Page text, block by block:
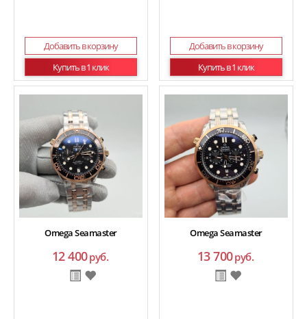
Добавить в корзину
Купить в 1 клик
Добавить в корзину
Купить в 1 клик
Omega Seamaster
12 400руб.
Omega Seamaster
13 700руб.